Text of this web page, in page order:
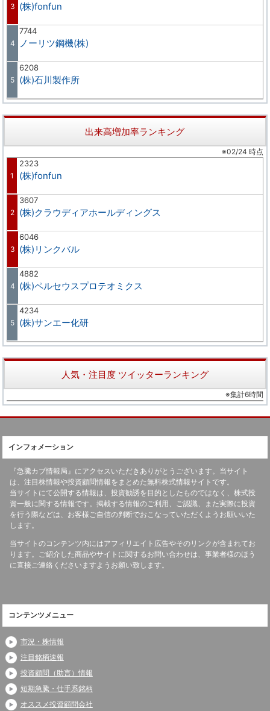
3 (株)fonfun
4
7744
ノーリツ鋼機(株)
5
6208
(株)石川製作所
出来高増加率ランキング
※02/24 時点
1
2323
(株)fonfun
2
3607
(株)クラウディアホールディングス
3
6046
(株)リンクバル
4
4882
(株)ペルセウスプロテオミクス
5
4234
(株)サンエー化研
人気・注目度 ツイッターランキング
※集計6時間
インフォメーション
『急騰カブ情報局』にアクセスいただきありがとうございます。当サイト
は、注目株情報や投資顧問情報をまとめた無料株式情報サイトです。
当サイトにて公開する情報は、投資勧誘を目的としたものではなく、株式投
資一般に関する情報です。掲載する情報のご利用、ご認識、また実際に投資
を行う際などは、お客様ご自信の判断でおこなっていただくようお願いいた
します。
当サイトのコンテンツ内にはアフィリエイト広告やそのリンクが含まれてお
ります。ご紹介した商品やサイトに関するお問い合わせは、事業者様のほう
に直接ご連絡くださいますようお願い致します。
コンテンツメニュー
市況・株情報
注目銘柄速報
投資顧問（助言）情報
短期急騰・仕手系銘柄
オススメ投資顧問会社